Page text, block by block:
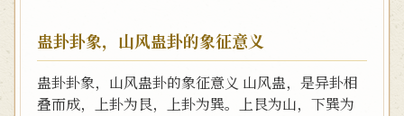
蛊卦卦象，山风蛊卦的象征意义
蛊卦卦象，山风蛊卦的象征意义 山风蛊，是异卦相
叠而成，上卦为艮，上卦为巽。上艮为山，下巽为